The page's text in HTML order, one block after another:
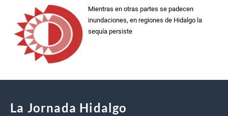
Mientras en otras partes se padecen
inundaciones, en regiones de Hidalgo la
sequía persiste
La Jornada Hidalgo